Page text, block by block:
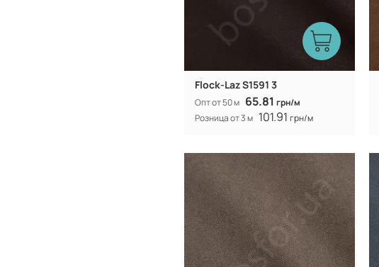
Flock-Laz S1591 3
Опт от 50 м 65.81 грн/м
Розница от 3 м 101.91 грн/м
Производитель: Китай
Вес: 312 гр/м
Ширина рулона: 154 (153) см